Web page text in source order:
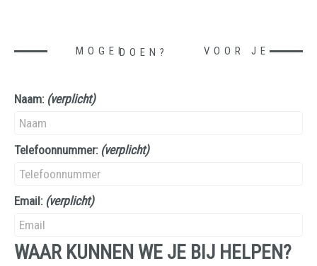
MOGEN WE IETS VOOR JE DOEN?
Naam: (verplicht)
Telefoonnummer: (verplicht)
Email: (verplicht)
WAAR KUNNEN WE JE BIJ HELPEN?